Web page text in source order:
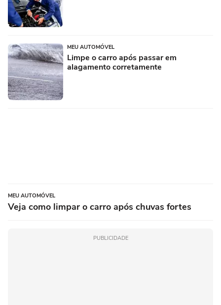
MEU AUTOMÓVEL
Limpe o carro após passar em
alagamento corretamente
MEU AUTOMÓVEL
Veja como limpar o carro após chuvas fortes
PUBLICIDADE